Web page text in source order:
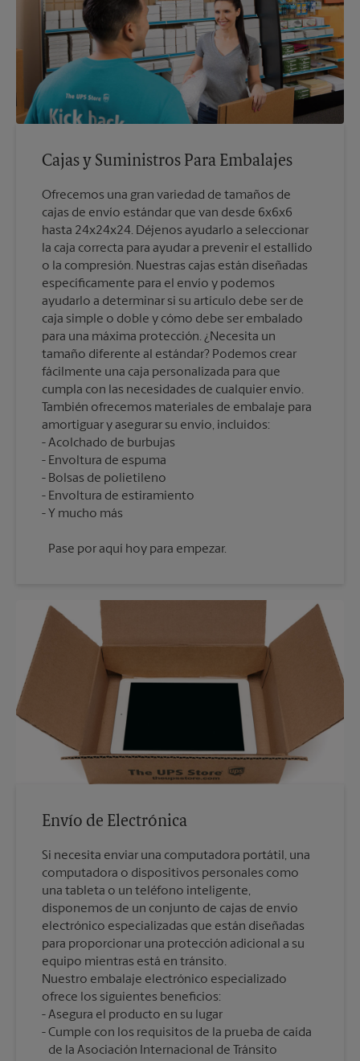
Cajas y Suministros Para Embalajes
Ofrecemos una gran variedad de tamaños de
cajas de envío estándar que van desde 6x6x6
hasta 24x24x24. Déjenos ayudarlo a seleccionar
la caja correcta para ayudar a prevenir el estallido
o la compresión. Nuestras cajas están diseñadas
específicamente para el envío y podemos
ayudarlo a determinar si su artículo debe ser de
caja simple o doble y cómo debe ser embalado
para una máxima protección. ¿Necesita un
tamaño diferente al estándar? Podemos crear
fácilmente una caja personalizada para que
cumpla con las necesidades de cualquier envío.
También ofrecemos materiales de embalaje para
amortiguar y asegurar su envío, incluidos:
Acolchado de burbujas
Envoltura de espuma
Bolsas de polietileno
Envoltura de estiramiento
Pase por aquí hoy para empezar.
Envío de Electrónica
Si necesita enviar una computadora portátil, una
computadora o dispositivos personales como
una tableta o un teléfono inteligente,
disponemos de un conjunto de cajas de envío
electrónico especializadas que están diseñadas
para proporcionar una protección adicional a su
equipo mientras está en tránsito.
Nuestro embalaje electrónico especializado
ofrece los siguientes beneficios:
Asegura el producto en su lugar
Cumple con los requisitos de la prueba de caída
de la Asociación Internacional de Tránsito